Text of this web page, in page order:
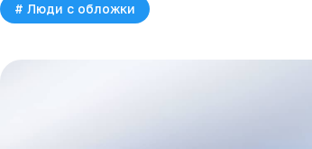
# Люди с обложки